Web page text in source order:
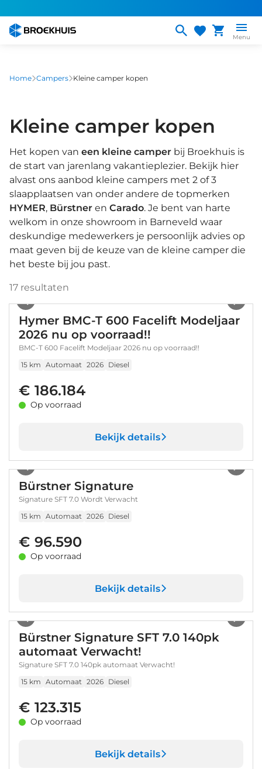
naar
gaan
Menu
Home Campers Kleine camper kopen
Kleine camper kopen
Het kopen van een kleine camper bij Broekhuis is
de start van jarenlang vakantieplezier. Bekijk hier
alvast ons aanbod kleine campers met 2 of 3
slaapplaatsen van onder andere de topmerken
HYMER, Bürstner en Carado. Je bent van harte
welkom in onze showroom in Barneveld waar
deskundige medewerkers je persoonlijk advies op
maat geven bij de keuze van de kleine camper die
het beste bij jou past.
17 resultaten
Hymer BMC-T 600 Facelift Modeljaar
2026 nu op voorraad!!
BMC-T 600 Facelift Modeljaar 2026 nu op voorraad!!
15 km Automaat 2026 Diesel
€ 186.184
Op voorraad
Bekijk details
Bürstner Signature
Signature SFT 7.0 Wordt Verwacht
15 km Automaat 2026 Diesel
€ 96.590
Op voorraad
Bekijk details
Bürstner Signature SFT 7.0 140pk
automaat Verwacht!
Signature SFT 7.0 140pk automaat Verwacht!
15 km Automaat 2026 Diesel
€ 123.315
Op voorraad
Bekijk details